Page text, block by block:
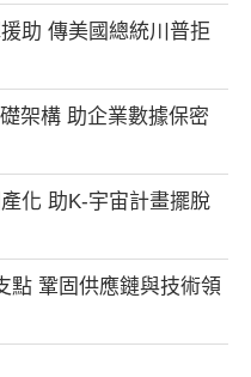
助 傳美國總統川普拒
架構 助企業數據保密
化 助K-宇宙計畫擺脫
點 鞏固供應鏈與技術領